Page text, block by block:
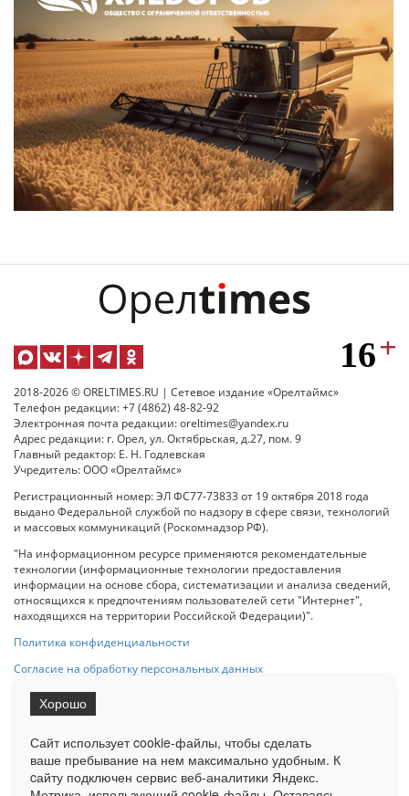
2018-2026 © ORELTIMES.RU | Сетевое издание «Орелтаймс»
Телефон редакции: +7 (4862) 48-82-92
Электронная почта редакции: oreltimes@yandex.ru
Адрес редакции: г. Орел, ул. Октябрьская, д.27, пом. 9
Главный редактор: Е. Н. Годлевская
Учредитель: ООО «Орелтаймс»
Регистрационный номер: ЭЛ ФС77-73833 от 19 октября 2018 года
выдано Федеральной службой по надзору в сфере связи, технологий
и массовых коммуникаций (Роскомнадзор РФ).
"На информационном ресурсе применяются рекомендательные
технологии (информационные технологии предоставления
информации на основе сбора, систематизации и анализа сведений,
относящихся к предпочтениям пользователей сети "Интернет",
находящихся на территории Российской Федерации)".
Политика конфиденциальности
Согласие на обработку персональных данных
на Сетевое издание «ОрелТаймс» обязательна.
Ограниченная статистика посещаемости доступна на сайте
Сайт использует cookie-файлы, чтобы сделать
ваше пребывание на нем максимально удобным. К
cайту подключен сервис веб-аналитики Яндекс.
Хорошо